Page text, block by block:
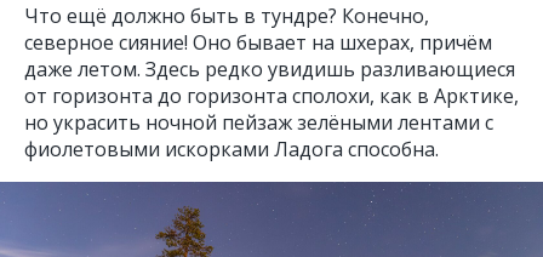
Что ещё должно быть в тундре? Конечно,
северное сияние! Оно бывает на шхерах, причём
даже летом. Здесь редко увидишь разливающиеся
от горизонта до горизонта сполохи, как в Арктике,
но украсить ночной пейзаж зелёными лентами с
фиолетовыми искорками Ладога способна.